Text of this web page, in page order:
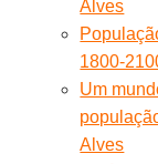
Alves
1800-
Um
Alves